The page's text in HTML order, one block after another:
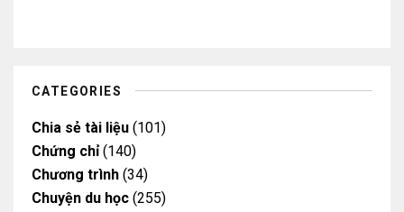
m
CATEGORIES
Chia sẻ tài liệu (101)
Chứng chỉ(140)
Chương trình (34)
Chuyện du học (255)